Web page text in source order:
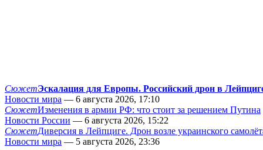
СюжетЭскалация для Европы. Российский дрон в
Новости мира — 6 августа 2026, 17:10
СюжетИзменения в армии РФ: что стоит за решением Путина
Новости России — 6 августа 2026, 15:22
СюжетДиверсия в Лейпциге. Дрон возле украинского
Новости мира — 5 августа 2026, 23:36